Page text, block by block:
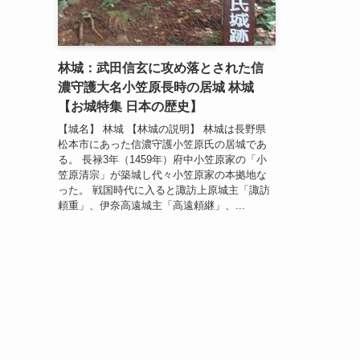
林城：武田信玄に攻め落とされた信
濃守護大名小笠原長時の居城 林城
【お城特集 日本の歴史】
【城名】 林城 【林城の説明】 林城は長野県
松本市にあった信濃守護小笠原氏の居城であ
る。 長禄3年（1459年）府中小笠原家の「小
笠原清宗」が築城し代々小笠原家の本拠地な
った。 戦国時代に入ると諏訪上原城主「諏訪
頼重」、伊奈高遠城主「高遠頼継」、...